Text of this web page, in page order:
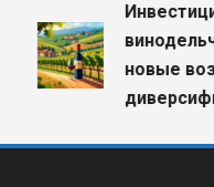
Инвестиции в
новые